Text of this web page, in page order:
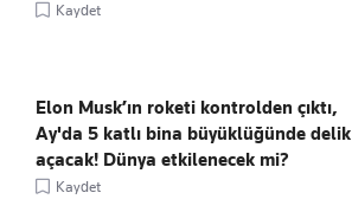
Kaydet
Elon Musk’ın roketi kontrolden çıktı,
Ay'da 5 katlı bina büyüklüğünde delik
açacak! Dünya etkilenecek mi?
Kaydet